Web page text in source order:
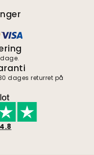
dages returret på
4.8